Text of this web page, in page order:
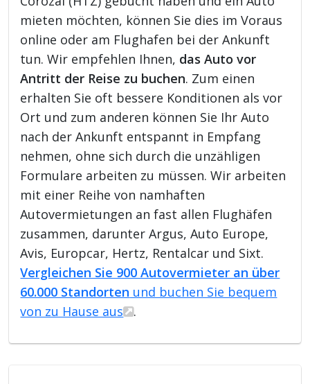
mieten möchten, können Sie dies im Voraus
online oder am Flughafen bei der Ankunft
tun. Wir empfehlen Ihnen, das Auto vor
Antritt der Reise zu buchen. Zum einen
erhalten Sie oft bessere Konditionen als vor
Ort und zum anderen können Sie Ihr Auto
nach der Ankunft entspannt in Empfang
nehmen, ohne sich durch die unzähligen
Formulare arbeiten zu müssen. Wir arbeiten
mit einer Reihe von namhaften
Autovermietungen an fast allen Flughäfen
zusammen, darunter Argus, Auto Europe,
Avis, Europcar, Hertz, Rentalcar und Sixt.
Vergleichen Sie 900 Autovermieter an über
60.000 Standorten und buchen Sie bequem
von zu Hause aus
.